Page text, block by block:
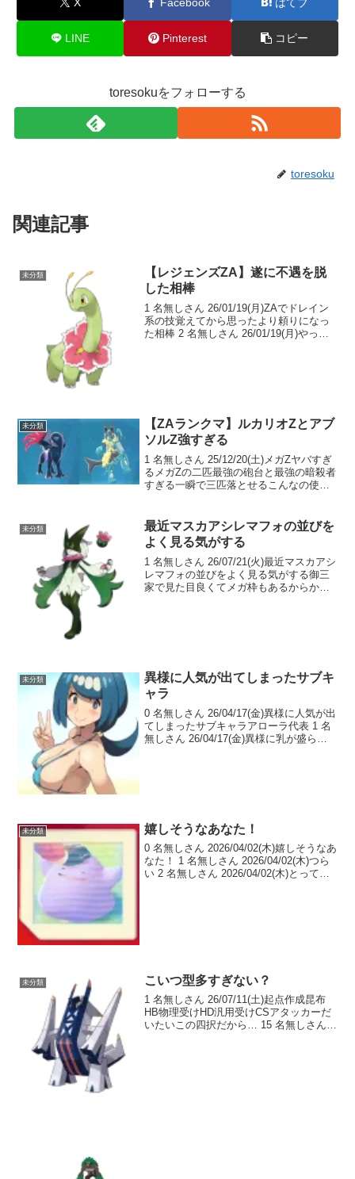
LINE Pinterest コピー
toresokuをフォローする
toresoku
関連記事
未分類
【レジェンズZA】遂に不遇を脱
した相棒
1 名無しさん 26/01/19(月)ZAでドレイン
系の技覚えてから思ったより頼りになっ
た相棒 2 名無しさん 26/01/19(月)やっぱ
未分類
【ZAランクマ】ルカリオZとアブ
ソルZ強すぎる
1 名無しさん 25/12/20(土)メガZヤバすぎ
るメガZの二匹最強の砲台と最強の暗殺者
すぎる一瞬で三匹落とせるこんなの使わ
問題なく運用できる？ 3...
未分類
最近マスカアシレマフォの並びを
よく見る気がする
1 名無しさん 26/07/21(火)最近マスカアシ
レマフォの並びをよく見る気がする御三
家で見た目良くてメガ枠もあるからかな
未分類
異様に人気が出てしまったサブキ
ャラ
0 名無しさん 26/04/17(金)異様に人気が出
てしまったサブキャラアローラ代表 1 名
無しさん 26/04/17(金)異様に乳が盛られ
未分類 嬉しそうなあなた！
0 名無しさん 2026/04/02(木)嬉しそうなあ
なた！ 1 名無しさん 2026/04/02(木)つら
い 2 名無しさん 2026/04/02(木)とっても
未分類 こいつ型多すぎない？
1 名無しさん 26/07/11(土)起点作成昆布
HB物理受けHD汎用受けCSアタッカーだ
いたいこの四択だから… 15 名無しさん